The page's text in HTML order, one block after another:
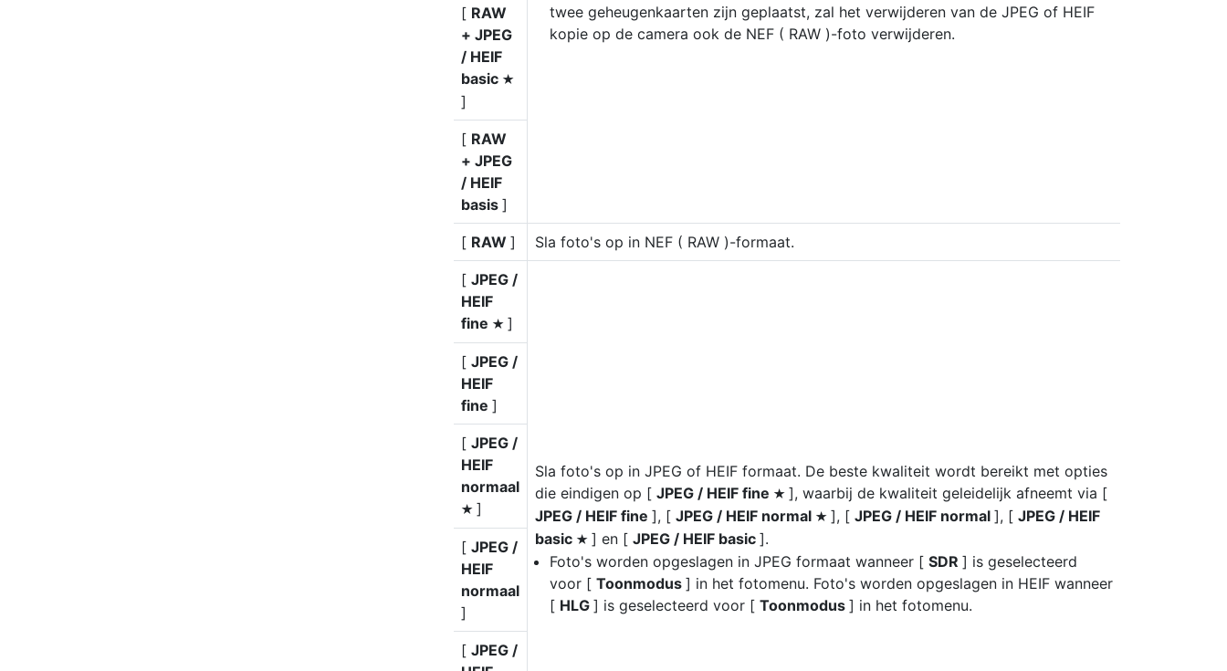
twee geheugenkaarten zijn geplaatst, zal het verwijderen van de JPEG of HEIF
kopie op de camera ook de NEF ( RAW )-foto verwijderen.
[ RAW
+ JPEG
/ HEIF
basic m
]
[ RAW
+ JPEG
/ HEIF
basis ]
[ RAW ] Sla foto's op in NEF ( RAW )-formaat.
[ JPEG /
HEIF
fine m ]
Sla foto's op in JPEG of HEIF formaat. De beste kwaliteit wordt bereikt met opties
die eindigen op [ JPEG / HEIF fine m ], waarbij de kwaliteit geleidelijk afneemt via [
JPEG / HEIF fine ], [ JPEG / HEIF normal m ], [ JPEG / HEIF normal ], [ JPEG / HEIF
basic m ] en [ JPEG / HEIF basic ].
Foto's worden opgeslagen in JPEG formaat wanneer [ SDR ] is geselecteerd
voor [ Toonmodus ] in het fotomenu. Foto's worden opgeslagen in HEIF wanneer
[ HLG ] is geselecteerd voor [ Toonmodus ] in het fotomenu.
[ JPEG /
HEIF
fine ]
[ JPEG /
HEIF
normaal
m ]
[ JPEG /
HEIF
normaal
]
[ JPEG /